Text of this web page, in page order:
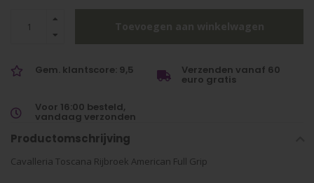
Gem. klantscore: 9,5 Verzenden vanaf 60
euro gratis
Voor 16:00 besteld,
vandaag verzonden
Productomschrijving
Cavalleria Toscana Rijbroek American Full Grip